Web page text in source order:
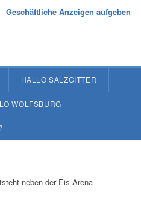
Geschäftliche Anzeigen aufgeben
HALLO SALZGITTER
WOLFSBURG